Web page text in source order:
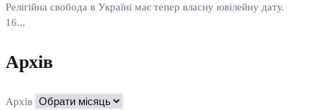
Релігійна свобода в Україні має тепер власну ювілейну дату.
16...
Архів
Архів